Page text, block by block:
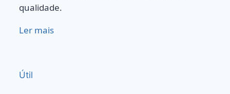
qualidade.
Ler mais
Útil